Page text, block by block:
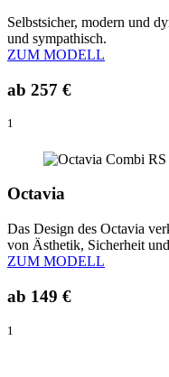
Selbstsicher, modern und
und sympathisch.
ZUM MODELL
ab 257 €
1
Octavia
Das Design des Octavia
von Ästhetik, Sicherheit
ZUM MODELL
ab 149 €
1